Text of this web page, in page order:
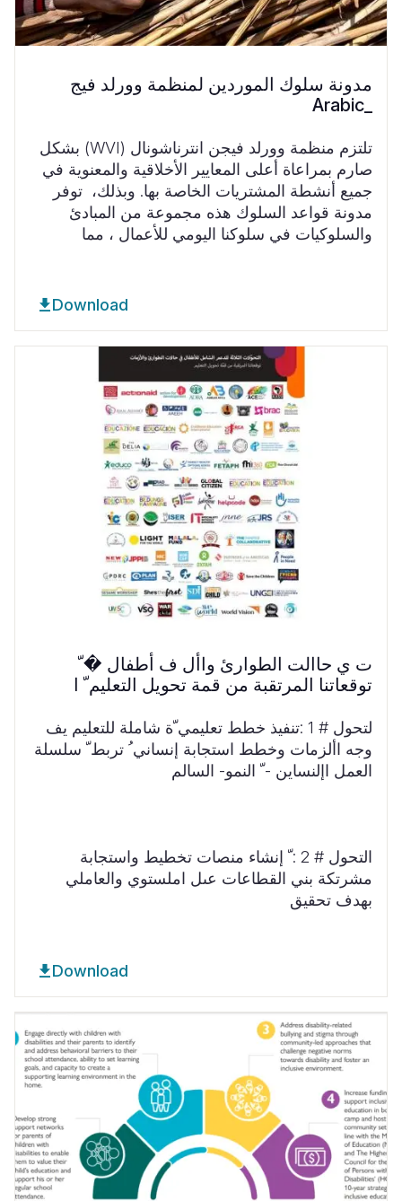
مدونة سلوك الموردين لمنظمة وورلد فيج
تلتزم منظمة وورلد فيجن انترناشونال (WVI)
بشكل
صارم بمراعاة أعلى المعايير الأخلاقية والمعنوية في
جميع أنشطة المشتريات الخاصة بها. وبذلك، توفر
مدونة قواعد السلوك هذه مجموعة من المبادئ
والسلوكيات في سلوكنا اليومي للأعمال ، مما
Download
ت ي حاالت الطوارئ واأل ف أطفال � ّ
توقعاتنا المرتقبة من قمة تحويل التعليم ّ ا
لتحول # 1 :تنفيذ خطط تعليمي ّة شاملة للتعليم يف
وجه األزمات وخطط استجابة إنساني ُ تربط ّ سلسلة
العمل اإلنساين - ّ النمو- السالم
التحول # 2 : ّ إنشاء منصات تخطيط واستجابة
مشرتكة بني القطاعات عىل املستوي والعاملي
بهدف تحقيق
Download